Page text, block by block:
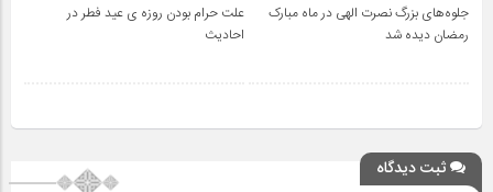
جلوه‌های بزرگ نصرت الهی در ماه مبارک
رمضان دیده شد
علت حرام بودن روزه ی عید فطر در
احادیث
ثبت دیدگاه